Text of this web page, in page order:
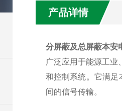
产品详情
分屏蔽及总屏蔽本安
广泛应用于能源工业
和控制系统。它满足
间的信号传输。